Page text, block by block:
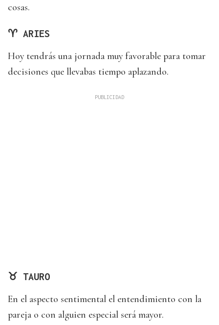
cosas.
♈ ARIES
Hoy tendrás una jornada muy favorable para tomar
decisiones que llevabas tiempo aplazando.
♉ TAURO
En el aspecto sentimental el entendimiento con la
pareja o con alguien especial será mayor.